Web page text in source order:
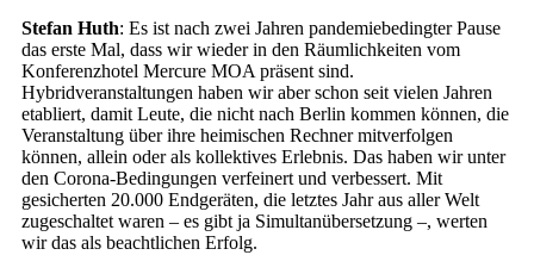
Stefan Huth: Es ist nach zwei Jahren pandemiebedingter Pause
das erste Mal, dass wir wieder in den Räumlichkeiten vom
Konferenzhotel Mercure MOA präsent sind.
Hybridveranstaltungen haben wir aber schon seit vielen Jahren
etabliert, damit Leute, die nicht nach Berlin kommen können, die
Veranstaltung über ihre heimischen Rechner mitverfolgen
können, allein oder als kollektives Erlebnis. Das haben wir unter
den Corona-Bedingungen verfeinert und verbessert. Mit
gesicherten 20.000 Endgeräten, die letztes Jahr aus aller Welt
zugeschaltet waren – es gibt ja Simultanübersetzung –, werten
wir das als beachtlichen Erfolg.